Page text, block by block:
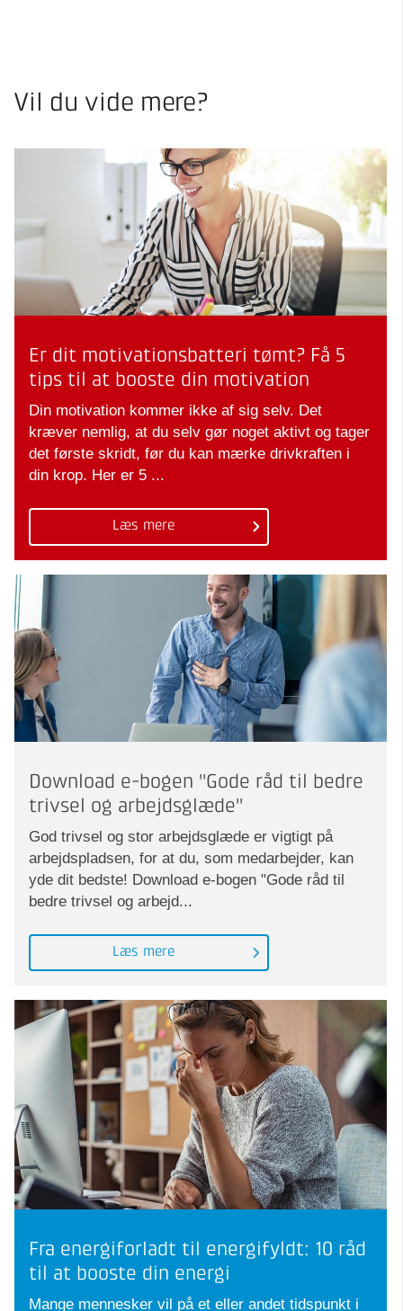
Vil du vide mere?
Er dit motivationsbatteri tømt? Få 5
tips til at booste din motivation
Din motivation kommer ikke af sig selv. Det
kræver nemlig, at du selv gør noget aktivt og tager
det første skridt, før du kan mærke drivkraften i
din krop. Her er 5 ...
Læs mere
Download e-bogen "Gode råd til bedre
trivsel og arbejdsglæde"
God trivsel og stor arbejdsglæde er vigtigt på
arbejdspladsen, for at du, som medarbejder, kan
yde dit bedste! Download e-bogen "Gode råd til
bedre trivsel og arbejd...
Læs mere
Fra energiforladt til energifyldt: 10 råd
til at booste din energi
Mange mennesker vil på et eller andet tidspunkt i